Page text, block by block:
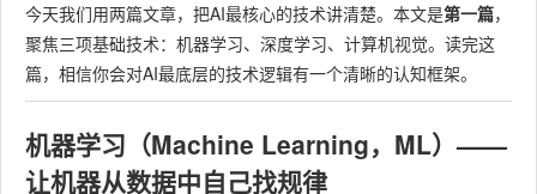
今天我们用两篇文章，把AI最核心的技术讲清楚。本文是第一篇，
聚焦三项基础技术：机器学习、深度学习、计算机视觉。读完这
篇，相信你会对AI最底层的技术逻辑有一个清晰的认知框架。
机器学习（Machine Learning，ML）——
让机器从数据中自己找规律